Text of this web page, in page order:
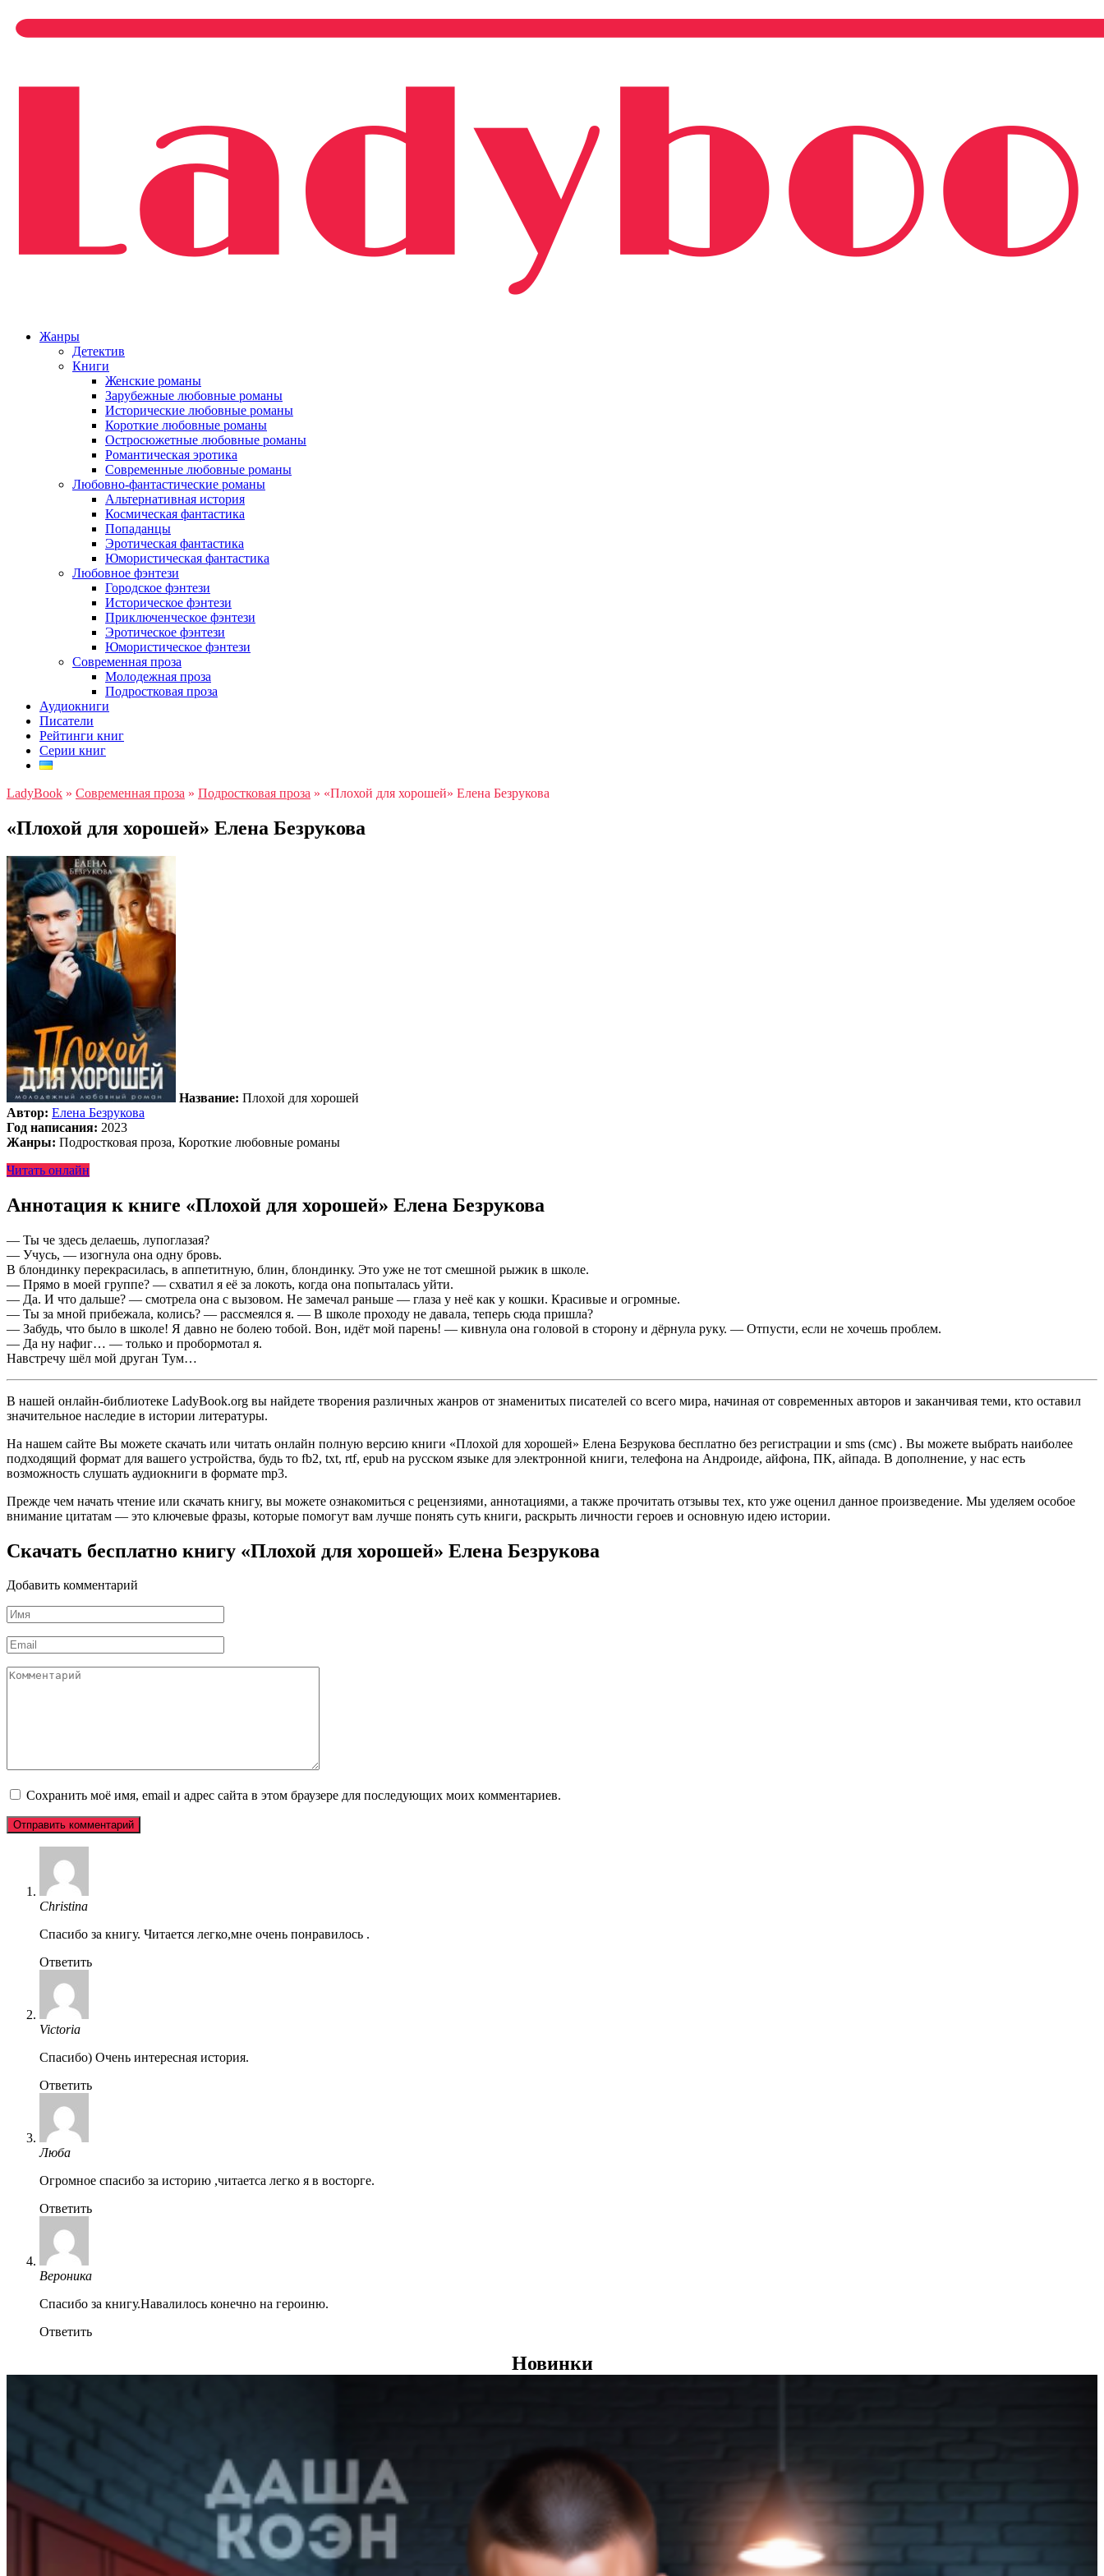
Жанры
Детектив
Книги
Женские романы
Зарубежные любовные романы
Исторические любовные романы
Короткие любовные романы
Остросюжетные любовные романы
Романтическая эротика
Современные любовные романы
Любовно-фантастические романы
Альтернативная история
Космическая фантастика
Попаданцы
Эротическая фантастика
Юмористическая фантастика
Любовное фэнтези
Городское фэнтези
Историческое фэнтези
Приключенческое фэнтези
Эротическое фэнтези
Юмористическое фэнтези
Современная проза
Молодежная проза
Подростковая проза
Аудиокниги
Писатели
Рейтинги книг
Серии книг
LadyBook » Современная проза » Подростковая проза » «Плохой для хорошей» Елена Безрукова
«Плохой для хорошей» Елена Безрукова
Название: Плохой для хорошей
Автор: Елена Безрукова
Год написания: 2023
Жанры: Подростковая проза, Короткие любовные романы
Читать онлайн
Аннотация к книге «Плохой для хорошей» Елена Безрукова
— Ты че здесь делаешь, лупоглазая?
— Учусь, — изогнула она одну бровь.
В блондинку перекрасилась, в аппетитную, блин, блондинку. Это уже не тот смешной рыжик в школе.
— Прямо в моей группе? — схватил я её за локоть, когда она попыталась уйти.
— Да. И что дальше? — смотрела она с вызовом. Не замечал раньше — глаза у неё как у кошки. Красивые и огромные.
— Ты за мной прибежала, колись? — рассмеялся я. — В школе проходу не давала, теперь сюда пришла?
— Забудь, что было в школе! Я давно не болею тобой. Вон, идёт мой парень! — кивнула она головой в сторону и дёрнула руку. — Отпусти, если не хочешь проблем.
— Да ну нафиг… — только и пробормотал я.
Навстречу шёл мой друган Тум…
В нашей онлайн-библиотеке LadyBook.org вы найдете творения различных жанров от знаменитых писателей со всего мира, начиная от современных авторов и заканчивая теми, кто оставил
значительное наследие в истории литературы.
На нашем сайте Вы можете скачать или читать онлайн полную версию книги «Плохой для хорошей» Елена Безрукова бесплатно без регистрации и sms (смс) . Вы можете выбрать наиболее
подходящий формат для вашего устройства, будь то fb2, txt, rtf, epub на русском языке для электронной книги, телефона на Андроиде, айфона, ПК, айпада. В дополнение, у нас есть
возможность слушать аудиокниги в формате mp3.
Прежде чем начать чтение или скачать книгу, вы можете ознакомиться с рецензиями, аннотациями, а также прочитать отзывы тех, кто уже оценил данное произведение. Мы уделяем особое
внимание цитатам — это ключевые фразы, которые помогут вам лучше понять суть книги, раскрыть личности героев и основную идею истории.
Скачать бесплатно книгу «Плохой для хорошей» Елена Безрукова
Добавить комментарий
Имя
*
Email
*
Комментарий
Сохранить моё имя, email и адрес сайта в этом браузере для последующих моих комментариев.
Christina
Спасибо за книгу. Читается легко,мне очень понравилось .
Ответить
Victoria
Спасибо) Очень интересная история.
Ответить
Люба
Огромное спасибо за историю ,читаетса легко я в восторге.
Ответить
Вероника
Спасибо за книгу.Навалилось конечно на героиню.
Ответить
Новинки